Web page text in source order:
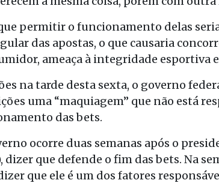
permitir o funcionamento delas
das apostas, o que causaria
ameaça à integridade esportiva
na tarde desta sexta, o governo
uma “maquiagem” que não está
das bets.
ocorre duas semanas após o
dizer que defende o fim das bets. Na
que ele é um dos fatores